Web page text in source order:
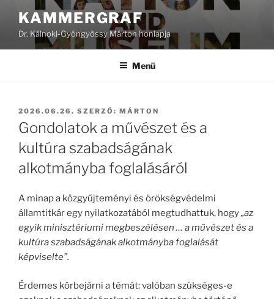
Tartalomhoz
KAMMERGRAF
Dr. Kálnoki-Gyöngyössy Márton honlapja
Menü
BEKÜLDVE:
2026.06.26. SZERZŐ: MÁRTON
Gondolatok a művészet és a
kultúra szabadságának
alkotmányba foglalásáról
A minap a közgyűjteményi és örökségvédelmi
államtitkár egy nyilatkozatából megtudhattuk, hogy„az
egyik minisztériumi megbeszélésen … a művészet és a
kultúra szabadságának alkotmányba foglalását
képviselte”.
Érdemes körbejárni a témát: valóban szükséges-e